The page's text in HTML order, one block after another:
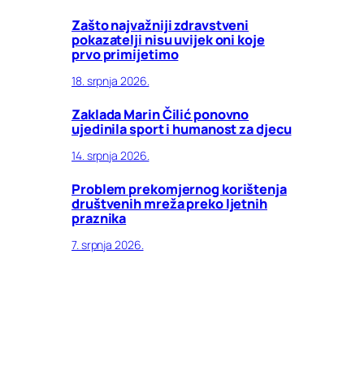
Zašto najvažniji zdravstveni
pokazatelji nisu uvijek oni koje
prvo primijetimo
18. srpnja 2026.
Zaklada Marin Čilić ponovno
ujedinila sport i humanost za djecu
14. srpnja 2026.
Problem prekomjernog korištenja
društvenih mreža preko ljetnih
praznika
7. srpnja 2026.